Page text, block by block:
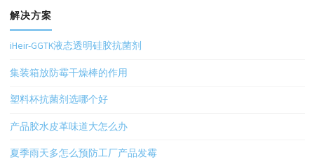
解决方案
iHeir-GGTK液态透明硅胶抗菌剂
集装箱放防霉干燥棒的作用
塑料杯抗菌剂选哪个好
产品胶水皮革味道大怎么办
夏季雨天多怎么预防工厂产品发霉